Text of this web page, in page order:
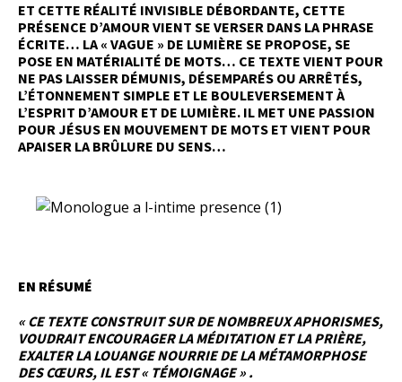
ET CETTE RÉALITÉ INVISIBLE DÉBORDANTE, CETTE
PRÉSENCE D’AMOUR VIENT SE VERSER DANS LA PHRASE
ÉCRITE… LA « VAGUE » DE LUMIÈRE SE PROPOSE, SE
POSE EN MATÉRIALITÉ DE MOTS… CE TEXTE VIENT POUR
NE PAS LAISSER DÉMUNIS, DÉSEMPARÉS OU ARRÊTÉS,
L’ÉTONNEMENT SIMPLE ET LE BOULEVERSEMENT À
L’ESPRIT D’AMOUR ET DE LUMIÈRE. IL MET UNE PASSION
POUR JÉSUS EN MOUVEMENT DE MOTS ET VIENT POUR
APAISER LA BRÛLURE DU SENS…
EN RÉSUMÉ
« CE TEXTE CONSTRUIT SUR DE NOMBREUX APHORISMES,
VOUDRAIT ENCOURAGER LA MÉDITATION ET LA PRIÈRE,
EXALTER LA LOUANGE NOURRIE DE LA MÉTAMORPHOSE
DES CŒURS, IL EST « TÉMOIGNAGE » .